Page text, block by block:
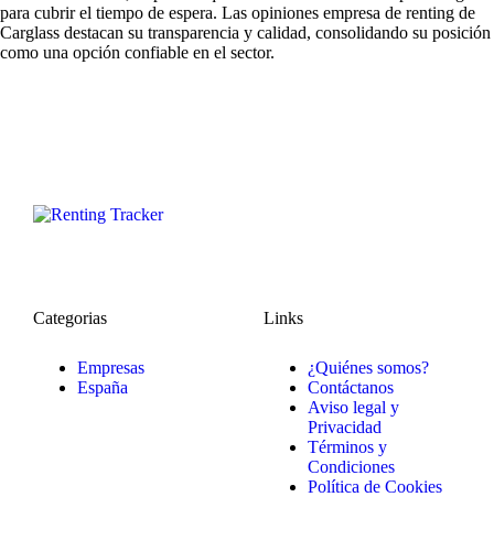
para cubrir el tiempo de espera. Las opiniones empresa de renting de
Carglass destacan su transparencia y calidad, consolidando su posición
como una opción confiable en el sector.
Categorias
Empresas
España
Links
¿Quiénes somos?
Contáctanos
Aviso legal y
Privacidad
Términos y
Condiciones
Política de Cookies